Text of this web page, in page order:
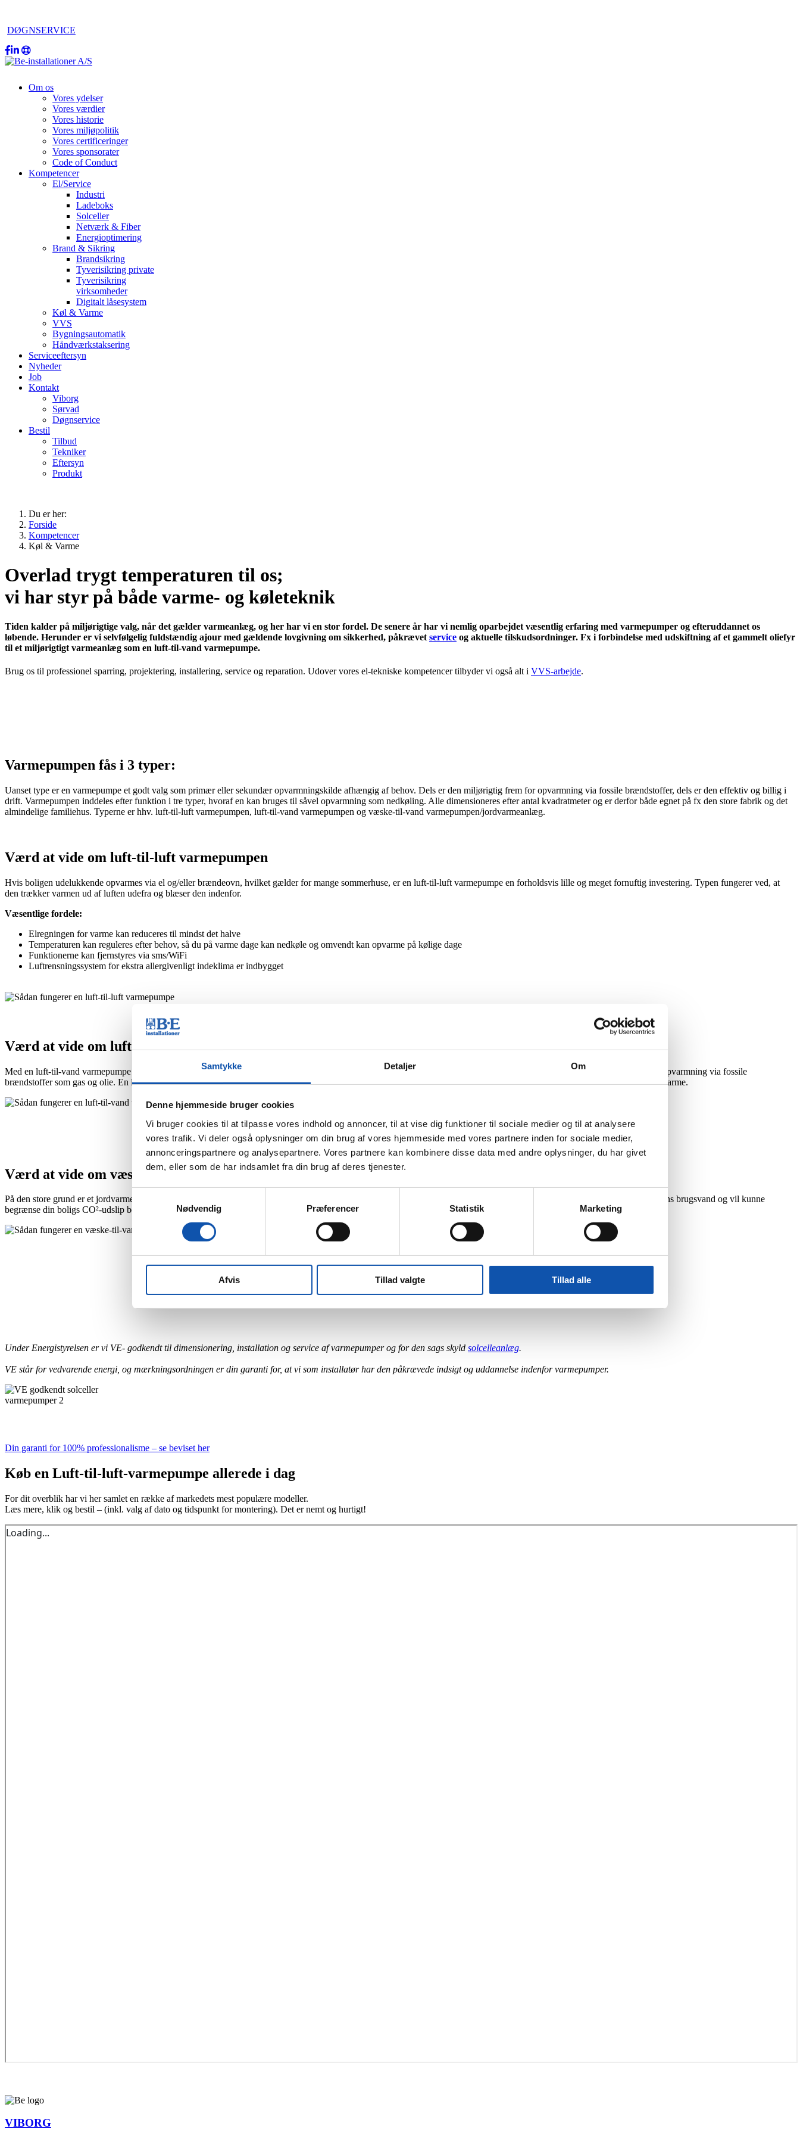
Samtykke Detaljer Om
Denne hjemmeside bruger cookies
Vi bruger cookies til at tilpasse vores indhold og annoncer, til at vise dig funktioner til sociale medier og til at analysere
vores trafik. Vi deler også oplysninger om din brug af vores hjemmeside med vores partnere inden for sociale medier,
annonceringspartnere og analysepartnere. Vores partnere kan kombinere disse data med andre oplysninger, du har givet
dem, eller som de har indsamlet fra din brug af deres tjenester.
Nødvendig
Præferencer Statistik Marketing
Afvis Tillad valgte Tillad alle
DØGNSERVICE
Om os
Vores ydelser
Vores værdier
Vores historie
Vores miljøpolitik
Vores certificeringer
Vores sponsorater
Code of Conduct
Kompetencer
El/Service
Industri
Ladeboks
Solceller
Netværk & Fiber
Energioptimering
Brand & Sikring
Brandsikring
Tyverisikring private
Tyverisikring
virksomheder
Digitalt låsesystem
Køl & Varme
VVS
Bygningsautomatik
Håndværkstaksering
Serviceeftersyn
Nyheder
Job
Kontakt
Viborg
Sørvad
Døgnservice
Bestil
Tilbud
Tekniker
Eftersyn
Produkt
Du er her:
Forside
Kompetencer
Køl & Varme
Overlad trygt temperaturen til os;
vi har styr på både varme- og køleteknik
Tiden kalder på miljørigtige valg, når det gælder varmeanlæg, og her har vi en stor fordel. De senere år har vi nemlig oparbejdet væsentlig erfaring med varmepumper og efteruddannet os
løbende. Herunder er vi selvfølgelig fuldstændig ajour med gældende lovgivning om sikkerhed, påkrævet service og aktuelle tilskudsordninger. Fx i forbindelse med udskiftning af et gammelt oliefyr
til et miljørigtigt varmeanlæg som en luft-til-vand varmepumpe.
Brug os til professionel sparring, projektering, installering, service og reparation. Udover vores el-tekniske kompetencer tilbyder vi også alt i VVS-arbejde.
Varmepumpen fås i 3 typer:
Uanset type er en varmepumpe et godt valg som primær eller sekundær opvarmningskilde afhængig af behov. Dels er den miljørigtig frem for opvarmning via fossile brændstoffer, dels er den effektiv og billig i
drift. Varmepumpen inddeles efter funktion i tre typer, hvoraf en kan bruges til såvel opvarmning som nedkøling. Alle dimensioneres efter antal kvadratmeter og er derfor både egnet på fx den store fabrik og det
almindelige familiehus. Typerne er hhv. luft-til-luft varmepumpen, luft-til-vand varmepumpen og væske-til-vand varmepumpen/jordvarmeanlæg.
Værd at vide om luft-til-luft varmepumpen
Hvis boligen udelukkende opvarmes via el og/eller brændeovn, hvilket gælder for mange sommerhuse, er en luft-til-luft varmepumpe en forholdsvis lille og meget fornuftig investering. Typen fungerer ved, at
den trækker varmen ud af luften udefra og blæser den indenfor.
Væsentlige fordele:
Elregningen for varme kan reduceres til mindst det halve
Temperaturen kan reguleres efter behov, så du på varme dage kan nedkøle og omvendt kan opvarme på kølige dage
Funktionerne kan fjernstyres via sms/WiFi
Luftrensningssystem for ekstra allergivenligt indeklima er indbygget
Værd at vide om luft-til-vand varmepumpen
Med en luft-til-vand varmepumpe får du et driftssikkert varmeanlæg, der også miljømæssigt og økonomisk er en god investering. Faktisk kan du spare ca. det halve i forhold til opvarmning via fossile
brændstoffer som gas og olie. En luft-til-vand varmepumpe udnytter luftens varme til opvarmning af både bolig og brugsvand og er især effektiv i boliger med vandbaseret gulvvarme.
Sådan fungerer en luft-til-vand varmepumpe
Værd at vide om væske-til-vand varmepumpen
På den store grund er et jordvarmeanlæg, der også kaldes en væske-til-vand varmepumpe, et oplagt valg. Anlægget omdanner jordens varme til opvarmning af boligen og boligens brugsvand og vil kunne
begrænse din boligs CO²-udslip betydeligt. Derudover kan du på årsbasis spare op til 60% i forhold til prisen for forbrug på et konventionelt anlæg (gas og olie).
Sådan fungerer en væske-til-vand varmepumpe
Under Energistyrelsen er vi VE- godkendt til dimensionering, installation og service af varmepumper og for den sags skyld solcelleanlæg.
VE står for vedvarende energi, og mærkningsordningen er din garanti for, at vi som installatør har den påkrævede indsigt og uddannelse indenfor varmepumper.
Din garanti for 100% professionalisme – se beviset her
Køb en Luft-til-luft-varmepumpe allerede i dag
For dit overblik har vi her samlet en række af markedets mest populære modeller.
Læs mere, klik og bestil – (inkl. valg af dato og tidspunkt for montering). Det er nemt og hurtigt!
VIBORG